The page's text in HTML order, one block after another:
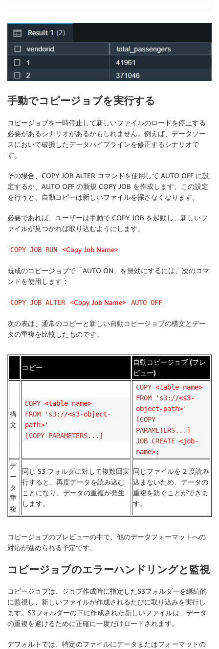
手動でコピージョブを実行する
コピージョブを一時停止して新しいファイルのロードを停止する
必要があるシナリオがあるかもしれません。例えば、データソー
スにおいて破損したデータパイプラインを修正するシナリオで
す。
その場合、COPY JOB ALTER コマンドを使用して AUTO OFF に設
定するか、AUTO OFF の新規 COPY JOB を作成します。この設定
を行うと、自動コピーは新しいファイルを探さなくなります。
必要であれば、ユーザーは手動で COPY JOB を起動し、新しいフ
ァイルが見つかれば取り込むようにします。
COPY JOB RUN <Copy Job Name>
既成のコピージョブで「AUTO ON」を無効にするには、次のコマ
ンドを使用します：
COPY JOB ALTER <Copy Job Name> AUTO OFF
次の表は、通常のコピーと新しい自動コピージョブの構文とデー
タの重複を比較したものです。
. コピー
自動コピージョブ (プレ
ビュー)
構
文
COPY <table-name>
FROM 's3://<s3-object-
path>'
[COPY PARAMETERS...]
COPY <table-name>
FROM 's3://<s3-
object-path>'
[COPY
PARAMETERS...]
JOB CREATE <job-
name>;
デ
ー
タ
重
複
同じ S3 フォルダに対して複数回実
行すると、再度データを読み込む
ことになり、データの重複が発生
します。
同じファイルを 2 度読み
込まないため、データの
重複を防ぐことができま
す。
コピージョブのプレビューの中で、他のデータフォーマットへの
対応が進められる予定です。
コピージョブのエラーハンドリングと監視
コピージョブは、ジョブ作成時に指定したS3フォルダーを継続的
に監視し、新しいファイルが作成されるたびに取り込みを実行し
ます。S3フォルダーの下に作成された新しいファイルは、データ
の重複を避けるために正確に一度だけロードされます。
デフォルトでは、特定のファイルにデータまたはフォーマットの